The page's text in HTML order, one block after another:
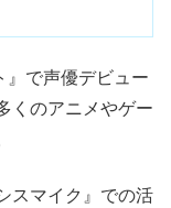
』で声優デビュー
くのアニメやゲー
スマイク』での活